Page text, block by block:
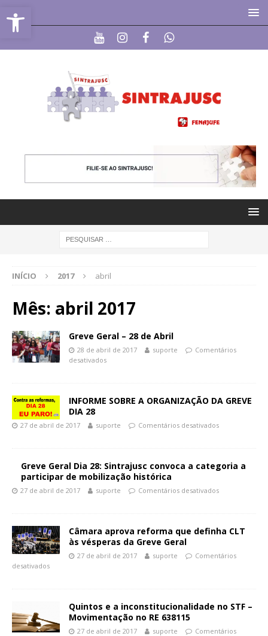
Abrir a barra de ferramentas
INÍCIO 2017 abril
Mês: abril 2017
Greve Geral – 28 de Abril
28 de abril de 2017 suporte
Comentários
desativados
INFORME SOBRE A ORGANIZAÇÃO DA GREVE
DIA 28
27 de abril de 2017 suporte Comentários desativados
Greve Geral Dia 28: Sintrajusc convoca a categoria a
participar de mobilização histórica
27 de abril de 2017 suporte Comentários desativados
Câmara aprova reforma que definha CLT
às vésperas da Greve Geral
27 de abril de 2017 suporte
Comentários
desativados
Quintos e a inconstitucionalidade no STF –
Movimentação no RE 638115
27 de abril de 2017 suporte
Comentários